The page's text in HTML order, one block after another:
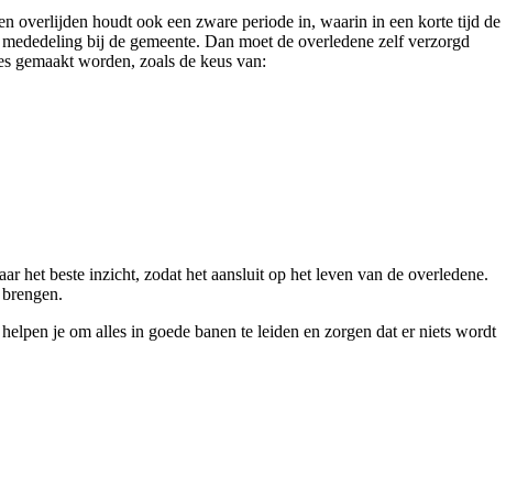
overlijden houdt ook een zware periode in, waarin in een korte tijd de
bij de gemeente. Dan moet de overledene zelf verzorgd
gemaakt worden, zoals de keus van:
het beste inzicht, zodat het aansluit op het leven van de overledene.
je om alles in goede banen te leiden en zorgen dat er niets wordt